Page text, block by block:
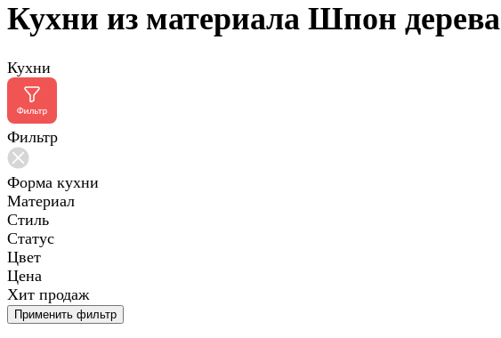
Кухни из материала Шпон дерева
Кухни
Фильтр
Форма кухни
Материал
Стиль
Статус
Цвет
Цена
Хит продаж
Применить фильтр